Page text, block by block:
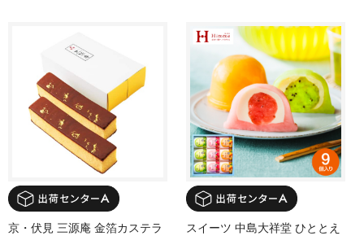
京・伏見 三源庵 金箔カステラ
スイーツ 中島大祥堂 ひととえ